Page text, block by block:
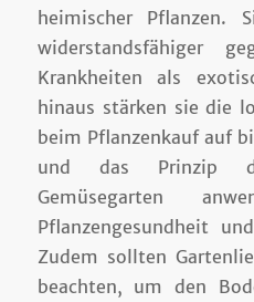
heimischer Pflanzen.
widerstandsfähiger
Krankheiten als
hinaus stärken sie die
beim Pflanzenkauf auf
und das Prinzip
Gemüsegarten
Pflanzengesundheit
Zudem sollten
beachten, um den